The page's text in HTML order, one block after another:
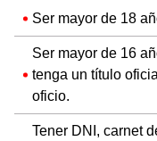
Ser mayor de 18
Ser mayor de 16
tenga un título
oficio.
Tener DNI, carnet